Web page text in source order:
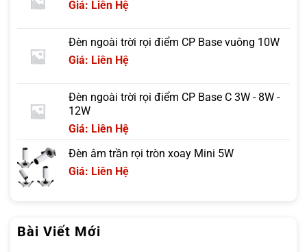
Giá: Liên Hệ
Đèn ngoài trời rọi điểm CP Base vuông 10W
Giá: Liên Hệ
Đèn ngoài trời rọi điểm CP Base C 3W - 8W -
12W
Giá: Liên Hệ
Đèn âm trần rọi tròn xoay Mini 5W
Giá: Liên Hệ
Bài Viết Mới